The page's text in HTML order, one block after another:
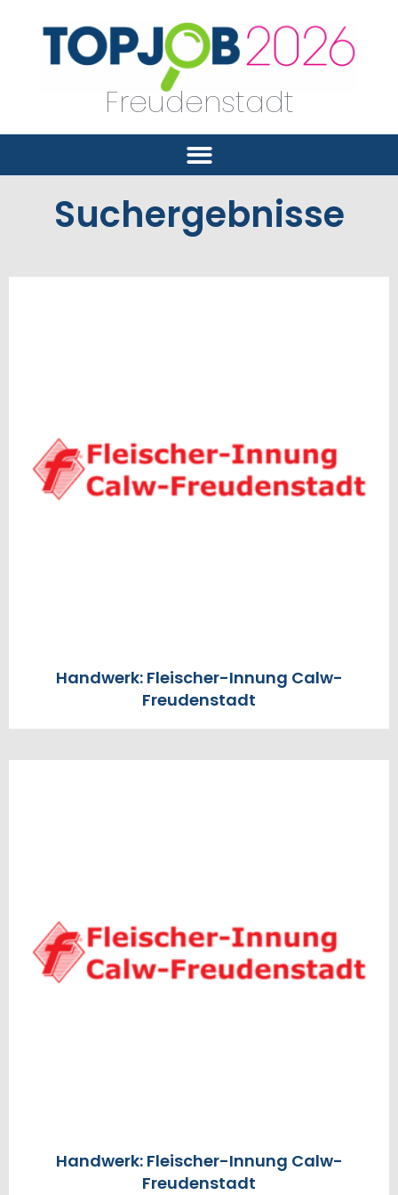
Freudenstadt
Suchergebnisse
Handwerk: Fleischer-Innung Calw-
Freudenstadt
Handwerk: Fleischer-Innung Calw-
Freudenstadt